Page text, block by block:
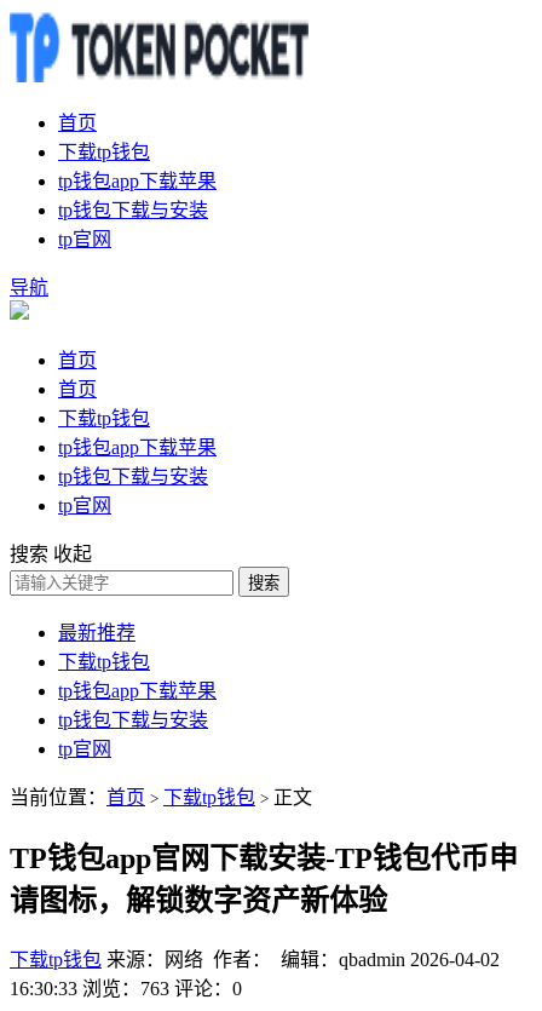
首页
下载tp钱包
tp钱包app下载苹果
tp钱包下载与安装
tp官网
导航
首页
首页
下载tp钱包
tp钱包app下载苹果
tp钱包下载与安装
tp官网
搜索 收起
搜索
最新推荐
下载tp钱包
tp钱包app下载苹果
tp钱包下载与安装
tp官网
当前位置： 首页 > 下载tp钱包 > 正文
TP钱包app官网下载安装-TP钱包代币申
请图标，解锁数字资产新体验
下载tp钱包 来源：网络 作者： 编辑：qbadmin 2026-04-02
16:30:33 浏览：763 评论：0